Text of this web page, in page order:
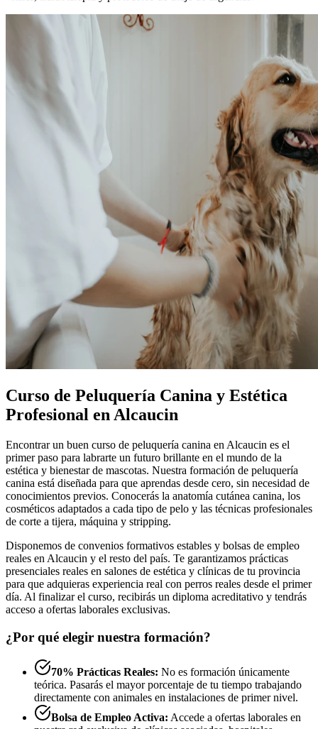
Curso de Peluquería Canina y Estética
Profesional en Alcaucin
Encontrar un buen curso de peluquería canina en Alcaucin es el
primer paso para labrarte un futuro brillante en el mundo de la
estética y bienestar de mascotas. Nuestra formación de peluquería
canina está diseñada para que aprendas desde cero, sin necesidad de
conocimientos previos. Conocerás la anatomía cutánea canina, los
cosméticos adaptados a cada tipo de pelo y las técnicas profesionales
de corte a tijera, máquina y stripping.
Disponemos de convenios formativos estables y bolsas de empleo
reales en Alcaucin y el resto del país. Te garantizamos prácticas
presenciales reales en salones de estética y clínicas de tu provincia
para que adquieras experiencia real con perros reales desde el primer
día. Al finalizar el curso, recibirás un diploma acreditativo y tendrás
acceso a ofertas laborales exclusivas.
¿Por qué elegir nuestra formación?
70% Prácticas Reales: No es formación únicamente
teórica. Pasarás el mayor porcentaje de tu tiempo trabajando
directamente con animales en instalaciones de primer nivel.
Bolsa de Empleo Activa: Accede a ofertas laborales en